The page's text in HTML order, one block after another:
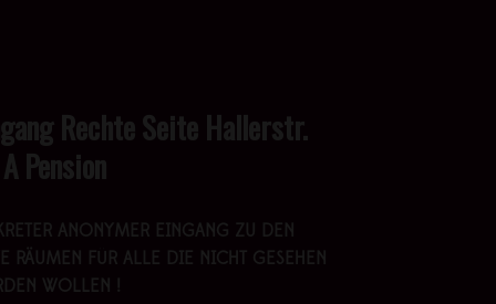
Rechte Seite Hallerstr.
Pension
ANONYMER EINGANG ZU DEN
RÄUMEN FÜR ALLE DIE NICHT GESEHEN
WOLLEN !